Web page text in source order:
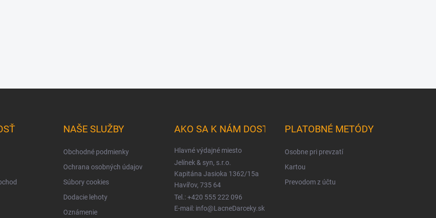
NAŠE SLUŽBY
Obchodné podmienky
Ochrana osobných údajov
Súbory cookies
Dodacie lehoty
Oznámenie
AKO SA K NÁM DOSTANETE
Hlavné výdajné miesto
Jelínek & syn, s.r.o.
Kapitána Jasioka 1362/15a
Havířov, 735 64
Tel.: +420 555 222 096
E-mail: info@LacneDarceky.sk
PLATOBNÉ METÓDY
Osobne pri prevzatí
Kartou
Prevodom z účtu